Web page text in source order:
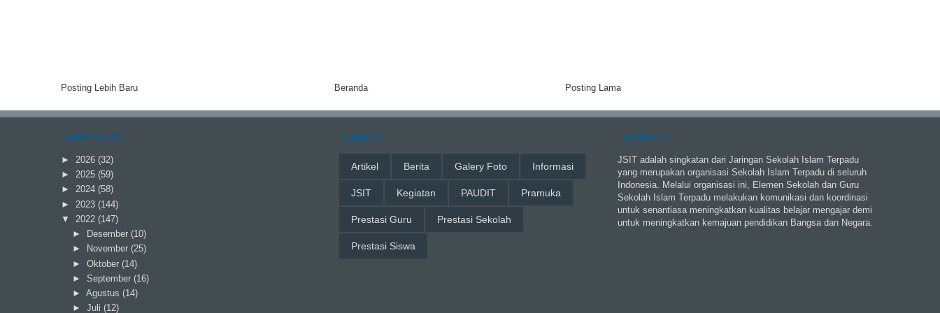
Posting Lebih Baru Posting Lama
Beranda
ARSIP BLOG
► 2026 (32)
► 2025 (59)
► 2024 (58)
► 2023 (144)
▼ 2022 (147)
►
Desember (10)
►
November (25)
► Oktober (14)
► September (16)
► Agustus (14)
► Juli (12)
LABELS
Artikel Berita Galery Foto Informasi
JSIT Kegiatan PAUDIT Pramuka
Prestasi Guru Prestasi Sekolah
Prestasi Siswa
ABOUT US
JSIT adalah singkatan dari Jaringan Sekolah Islam Terpadu
yang merupakan organisasi Sekolah Islam Terpadu di seluruh
Indonesia. Melalui organisasi ini, Elemen Sekolah dan Guru
Sekolah Islam Terpadu melakukan komunikasi dan koordinasi
untuk senantiasa meningkatkan kualitas belajar mengajar demi
untuk meningkatkan kemajuan pendidikan Bangsa dan Negara.